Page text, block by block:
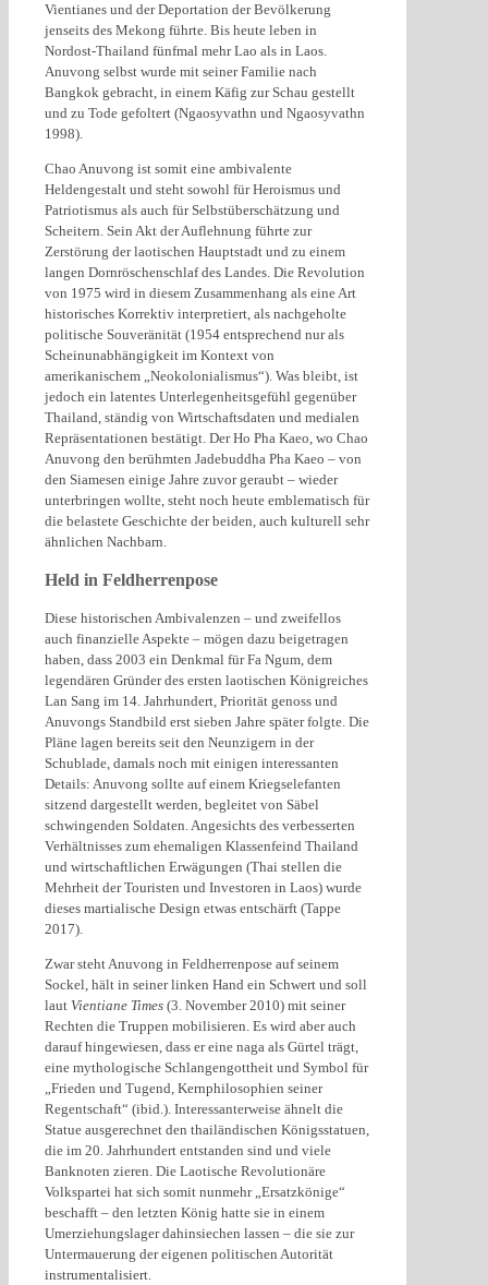
Vientianes und der Deportation der Bevölkerung
jenseits des Mekong führte. Bis heute leben in
Nordost-Thailand fünfmal mehr Lao als in Laos.
Anuvong selbst wurde mit seiner Familie nach
Bangkok gebracht, in einem Käfig zur Schau gestellt
und zu Tode gefoltert (Ngaosyvathn und Ngaosyvathn
1998).
Chao Anuvong ist somit eine ambivalente
Heldengestalt und steht sowohl für Heroismus und
Patriotismus als auch für Selbstüberschätzung und
Scheitern. Sein Akt der Auflehnung führte zur
Zerstörung der laotischen Hauptstadt und zu einem
langen Dornröschenschlaf des Landes. Die Revolution
von 1975 wird in diesem Zusammenhang als eine Art
historisches Korrektiv interpretiert, als nachgeholte
politische Souveränität (1954 entsprechend nur als
Scheinunabhängigkeit im Kontext von
amerikanischem „Neokolonialismus“). Was bleibt, ist
jedoch ein latentes Unterlegenheitsgefühl gegenüber
Thailand, ständig von Wirtschaftsdaten und medialen
Repräsentationen bestätigt. Der Ho Pha Kaeo, wo Chao
Anuvong den berühmten Jadebuddha Pha Kaeo – von
den Siamesen einige Jahre zuvor geraubt – wieder
unterbringen wollte, steht noch heute emblematisch für
die belastete Geschichte der beiden, auch kulturell sehr
ähnlichen Nachbarn.
Held in Feldherrenpose
Diese historischen Ambivalenzen – und zweifellos
auch finanzielle Aspekte – mögen dazu beigetragen
haben, dass 2003 ein Denkmal für Fa Ngum, dem
legendären Gründer des ersten laotischen Königreiches
Lan Sang im 14. Jahrhundert, Priorität genoss und
Anuvongs Standbild erst sieben Jahre später folgte. Die
Pläne lagen bereits seit den Neunzigern in der
Schublade, damals noch mit einigen interessanten
Details: Anuvong sollte auf einem Kriegselefanten
sitzend dargestellt werden, begleitet von Säbel
schwingenden Soldaten. Angesichts des verbesserten
Verhältnisses zum ehemaligen Klassenfeind Thailand
und wirtschaftlichen Erwägungen (Thai stellen die
Mehrheit der Touristen und Investoren in Laos) wurde
dieses martialische Design etwas entschärft (Tappe
2017).
Zwar steht Anuvong in Feldherrenpose auf seinem
Sockel, hält in seiner linken Hand ein Schwert und soll
laut Vientiane Times (3. November 2010) mit seiner
Rechten die Truppen mobilisieren. Es wird aber auch
darauf hingewiesen, dass er eine naga als Gürtel trägt,
eine mythologische Schlangengottheit und Symbol für
„Frieden und Tugend, Kernphilosophien seiner
Regentschaft“ (ibid.). Interessanterweise ähnelt die
Statue ausgerechnet den thailändischen Königsstatuen,
die im 20. Jahrhundert entstanden sind und viele
Banknoten zieren. Die Laotische Revolutionäre
Volkspartei hat sich somit nunmehr „Ersatzkönige“
beschafft – den letzten König hatte sie in einem
Umerziehungslager dahinsiechen lassen – die sie zur
Untermauerung der eigenen politischen Autorität
instrumentalisiert.